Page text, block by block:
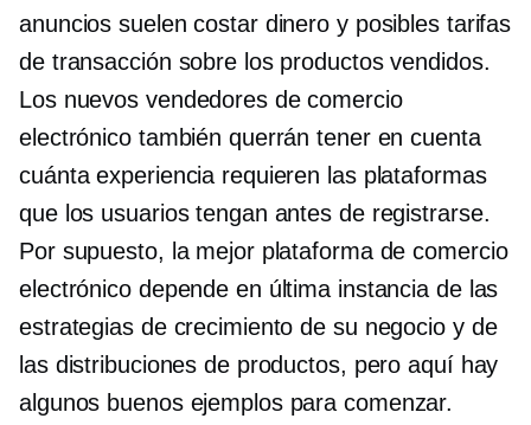
anuncios suelen costar dinero y posibles tarifas
de transacción sobre los productos vendidos.
Los nuevos vendedores de comercio
electrónico también querrán tener en cuenta
cuánta experiencia requieren las plataformas
que los usuarios tengan antes de registrarse.
Por supuesto, la mejor plataforma de comercio
electrónico depende en última instancia de las
estrategias de crecimiento de su negocio y de
las distribuciones de productos, pero aquí hay
algunos buenos ejemplos para comenzar.